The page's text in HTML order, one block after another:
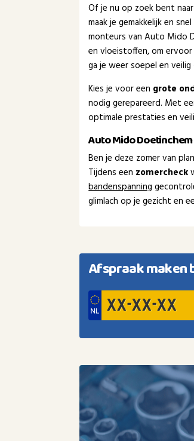
Of je nu op zoek bent
maak je gemakkelijk en
monteurs van Auto Mido
en vloeistoffen, om
ga je weer soepel en
Kies je voor een grote
nodig gerepareerd. Met
optimale prestaties en
Auto Mido
Ben je deze zomer van
Tijdens een zomercheck
bandenspanning
glimlach op je gezicht en
Afspraak maken